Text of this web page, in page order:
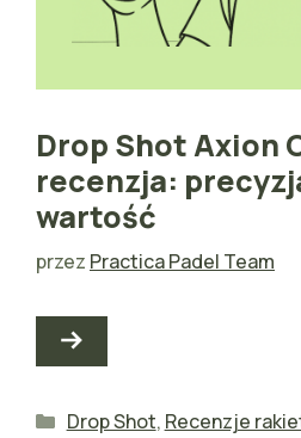
Drop Shot Axion
recenzja:
wartość
przez Practica Padel Team
Kategorie
Drop Shot, Recenzje